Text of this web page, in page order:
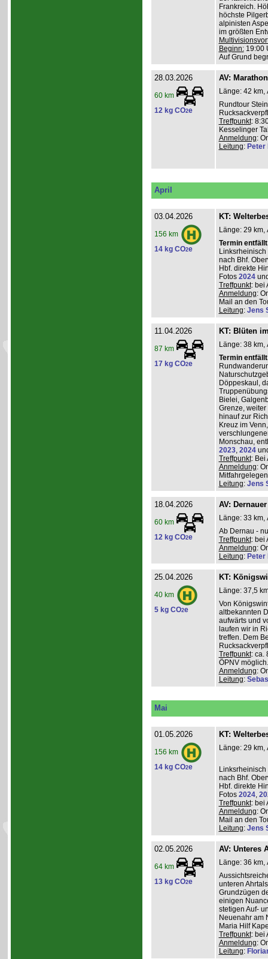
Frankreich.
höchste
alpinisten
im größten
Beginn:19:00
Auf Grund
28.03.2026
60 km
12 kg CO2e
AV:
Länge: 42 km,
Rundtour
Treffpunkt:
Kesselinger
Anmeldung:
Leitung: Peter
April
03.04.2026
156 km
14 kg CO2e
KT:
Länge: 29 km,
Termin
nach Bhf.
Hbf. direkte
Fotos 2024
Treffpunkt: bei
Anmeldung:
Mail an den
Leitung: Jens
11.04.2026
87 km
17 kg CO2e
KT: Blüten
Länge: 38 km,
Termin
Döppeskaul,
Bielei,
Grenze,
hinauf zur
Kreuz im
Monschau,
2023, 2024
Treffpunkt: Bei
Anmeldung:
Leitung: Jens
18.04.2026
60 km
12 kg CO2e
AV:
Länge: 33 km,
Ab Dernau -
Treffpunkt: bei
Anmeldung:
Leitung: Peter
25.04.2026
40 km
5 kg CO2e
KT:
Länge: 37,5
Von
altbekannten
aufwärts und
laufen wir in
treffen. Dem
Treffpunkt: ca.
ÖPNV
Anmeldung:
Leitung:
Mai
01.05.2026
156 km
14 kg CO2e
KT:
Länge: 29 km,
nach Bhf.
Hbf. direkte
Fotos 2024,
Treffpunkt: bei
Anmeldung:
Mail an den
Leitung: Jens
02.05.2026
64 km
13 kg CO2e
AV: Unteres
Länge: 36 km,
unteren
Grundzügen
einigen
stetigen Auf-
Neuenahr am
Maria Hilf
Treffpunkt: bei
Anmeldung:
Leitung: